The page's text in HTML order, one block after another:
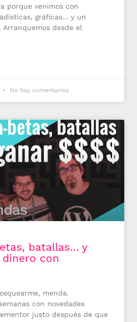
porque venimos con
gráficas… y un
Arranquemos desde el
No hay comentarios
batallas… y
con
menda.
con novedades
justo después de que